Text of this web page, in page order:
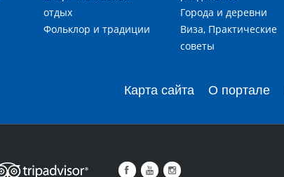
отдых
Фольклор и традиции
Города и деревни
Виза, Практические
советы
Карта сайта О портале